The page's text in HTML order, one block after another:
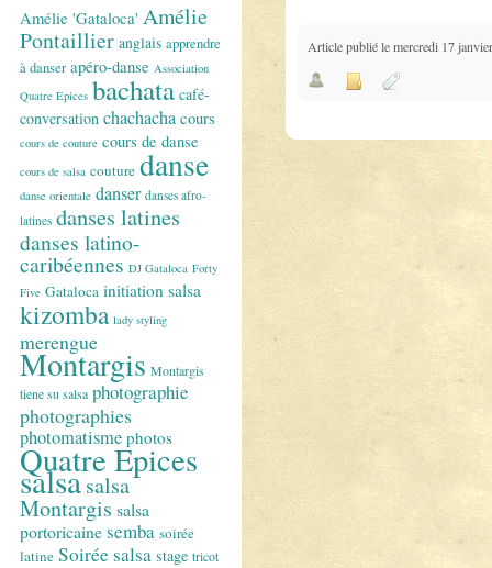
Amélie 'Gataloca' Amélie
Pontaillier anglais apprendre
à danser apéro-danse Association
Quatre Epices bachata café-
conversation chachacha cours
cours de couture cours de danse
cours de salsa couture danse
danse orientale danser danses afro-
latines danses latines
danses latino-
caribéennes DJ Gataloca Forty
Five Gataloca initiation salsa
kizomba lady styling
merengue
Montargis Montargis
tiene su salsa photographie
photographies
photomatisme photos
Quatre Epices
salsasalsa
Montargis salsa
portoricainesemba soirée
latine Soirée salsa stage tricot
Article publié le mercredi 17